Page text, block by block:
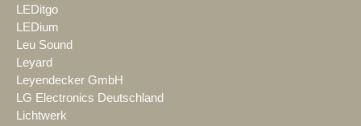
LEDitgo
LEDium
Leu Sound
Leyard
Leyendecker GmbH
LG Electronics Deutschland
Lichtwerk